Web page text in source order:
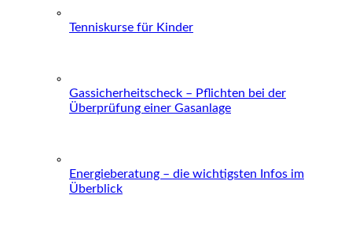
Tenniskurse für Kinder
Gassicherheitscheck – Pflichten bei der
Überprüfung einer Gasanlage
Energieberatung – die wichtigsten Infos im
Überblick